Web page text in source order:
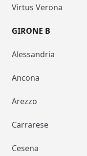
Virtus Verona
GIRONE B
Alessandria
Ancona
Arezzo
Carrarese
Cesena